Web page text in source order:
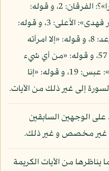
«و خلق كل شيء فقدره تقديرا»؟: الفرقان: 2، و قوله:
«الذي خلق فسوى و الذي قدر فهدى»: الأعلى: 3، و قوله:
«و كل شيء عنده بمقدار»: الرعد: 8، و قوله: «إلا امرأته
قدرناها من الغابرين»: النمل: 57، و قوله: «من أي شيء
خلقه من نطفة خلقه فقدره»: عبس: 19، و قوله: «إنا
إلى غير ذلك من الآيات.
الوجهين السابقين
مخصص و غير ذلك.
يناظرها من الآيات الكريمة